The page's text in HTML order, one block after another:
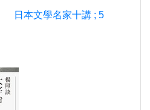
日本文學名家十講 ; 5